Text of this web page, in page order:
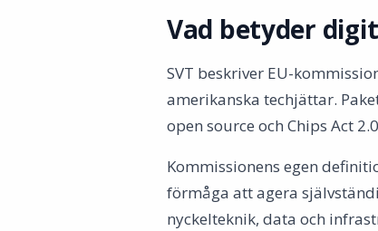
Vad betyder
SVT beskriver EU-
amerikanska techjättar.
open source och Chips Act
Kommissionens egen
förmåga att agera
nyckelteknik, data och